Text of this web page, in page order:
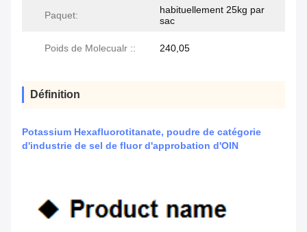
Paquet:
habituellement 25kg par
sac
Poids de Molecualr :: 240,05
Définition
Potassium Hexafluorotitanate, poudre de catégorie
d'industrie de sel de fluor d'approbation d'OIN